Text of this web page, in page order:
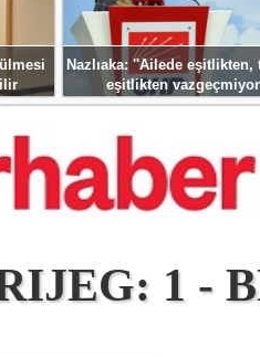
Nazlıaka: ''Ailede eşitlikten,
eşitlikten
1 -